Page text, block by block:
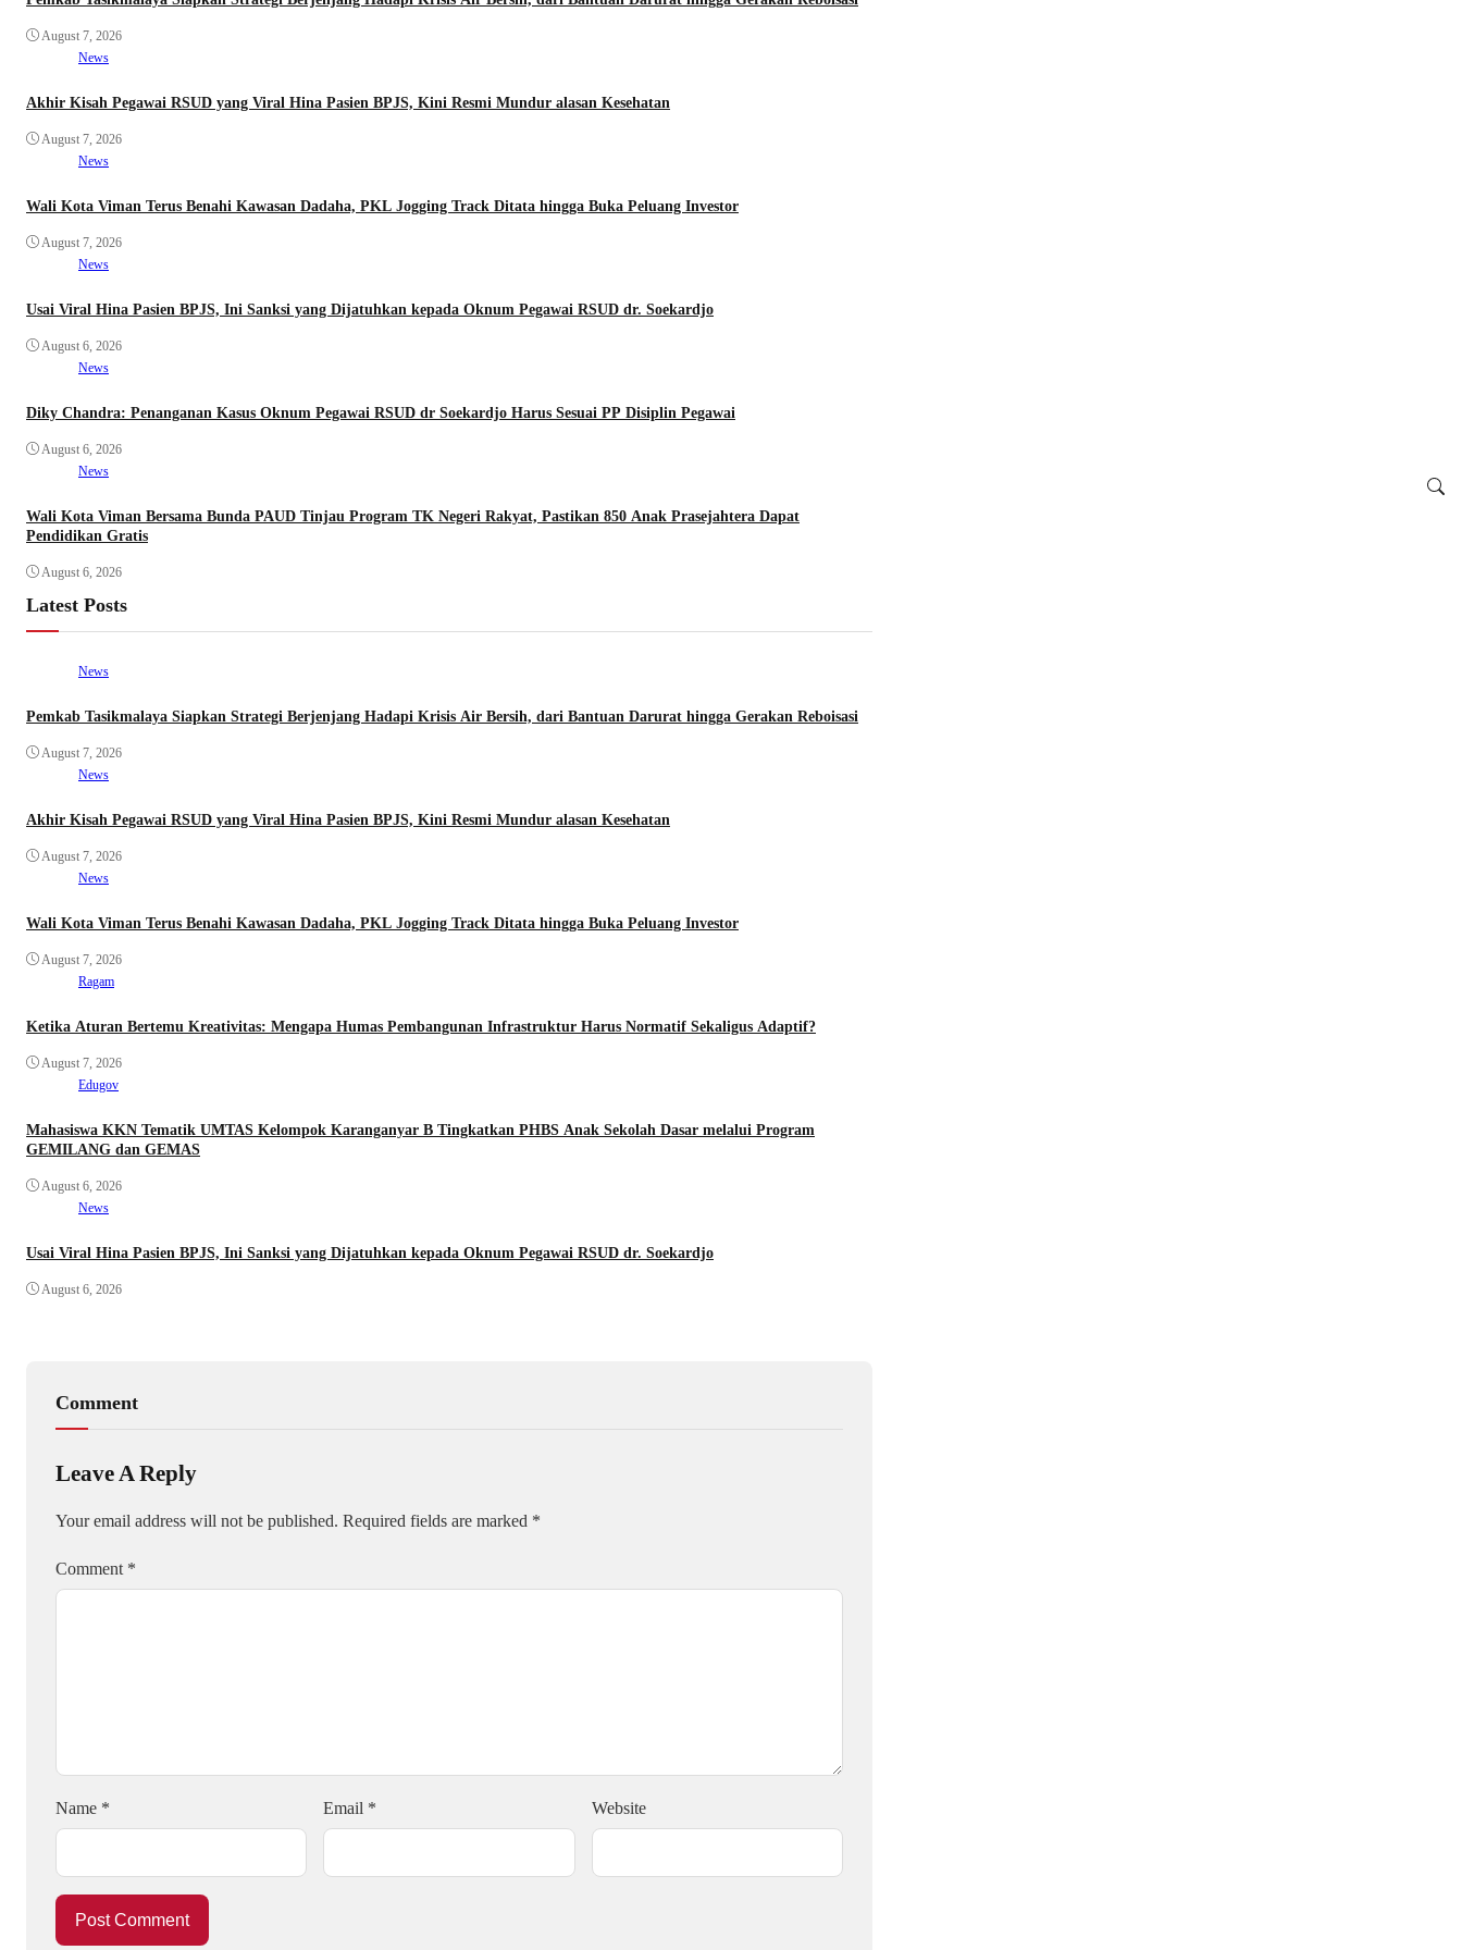
August 7, 2026
News
Akhir Kisah Pegawai RSUD yang Viral Hina Pasien BPJS, Kini Resmi Mundur alasan Kesehatan
August 7, 2026
News
Wali Kota Viman Terus Benahi Kawasan Dadaha, PKL Jogging Track Ditata hingga Buka Peluang Investor
August 7, 2026
News
Usai Viral Hina Pasien BPJS, Ini Sanksi yang Dijatuhkan kepada Oknum Pegawai RSUD dr. Soekardjo
August 6, 2026
News
Diky Chandra: Penanganan Kasus Oknum Pegawai RSUD dr Soekardjo Harus Sesuai PP Disiplin Pegawai
August 6, 2026
News
Wali Kota Viman Bersama Bunda PAUD Tinjau Program TK Negeri Rakyat, Pastikan 850 Anak Prasejahtera Dapat
Pendidikan Gratis
August 6, 2026
Latest Posts
News
Pemkab Tasikmalaya Siapkan Strategi Berjenjang Hadapi Krisis Air Bersih, dari Bantuan Darurat hingga Gerakan Reboisasi
August 7, 2026
News
Akhir Kisah Pegawai RSUD yang Viral Hina Pasien BPJS, Kini Resmi Mundur alasan Kesehatan
August 7, 2026
News
Wali Kota Viman Terus Benahi Kawasan Dadaha, PKL Jogging Track Ditata hingga Buka Peluang Investor
August 7, 2026
Ragam
Ketika Aturan Bertemu Kreativitas: Mengapa Humas Pembangunan Infrastruktur Harus Normatif Sekaligus Adaptif?
August 7, 2026
Edugov
Mahasiswa KKN Tematik UMTAS Kelompok Karanganyar B Tingkatkan PHBS Anak Sekolah Dasar melalui Program
GEMILANG dan GEMAS
August 6, 2026
News
Usai Viral Hina Pasien BPJS, Ini Sanksi yang Dijatuhkan kepada Oknum Pegawai RSUD dr. Soekardjo
August 6, 2026
Comment
Leave A Reply
Your email address will not be published. Required fields are marked *
Comment *
Name * Email * Website